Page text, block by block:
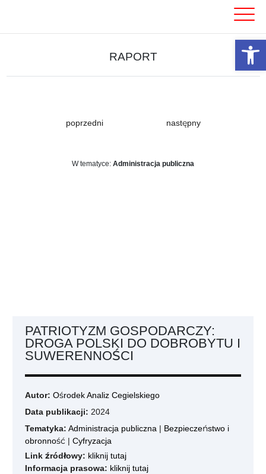
RAPORT
poprzedni następny
W tematyce: Administracja publiczna
PATRIOTYZM GOSPODARCZY:
DROGA POLSKI DO DOBROBYTU I
SUWERENNOŚCI
Autor: Ośrodek Analiz Cegielskiego
Data publikacji: 2024
Tematyka: Administracja publiczna | Bezpieczeństwo i
obronność | Cyfryzacja
Link źródłowy: kliknij tutaj
Informacja prasowa: kliknij tutaj